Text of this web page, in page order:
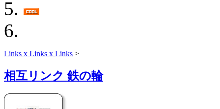
Links x Links x Links >
相互リンク 鉄の輪